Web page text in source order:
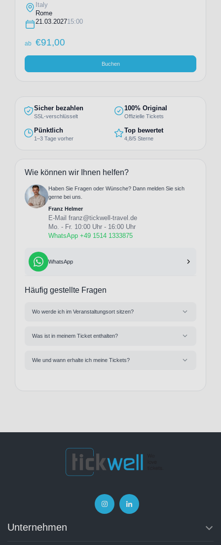
Italy
Rome
21.03.202715:00
ab €91,00
Buchen
Sicher bezahlen
SSL-verschlüsselt
100% Original
Offizielle Tickets
Pünktlich
1–3 Tage vorher
Top bewertet
4,8/5 Sterne
Wie können wir Ihnen helfen?
Haben Sie Fragen oder Wünsche? Dann melden Sie sich
gerne bei uns.
Franz Helmer
E-Mail franz@tickwell-travel.de
Mo. - Fr. 10:00 Uhr - 16:00 Uhr
WhatsApp +49 1514 1333875
WhatsApp
Häufig gestellte Fragen
Wo werde ich im Veranstaltungsort sitzen?
Was ist in meinem Ticket enthalten?
Wie und wann erhalte ich meine Tickets?
Unternehmen